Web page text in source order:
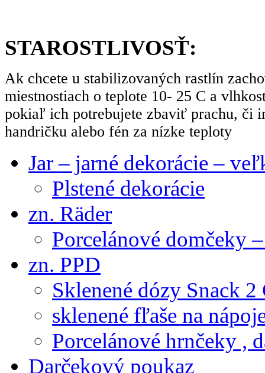
STAROSTLIVOSŤ:
Ak chcete u stabilizovaných rastlín
miestnostiach o teplote 10- 25 C a
pokiaľ ich potrebujete zbaviť prachu, či
handričku alebo fén za nízke teploty
Jar – jarné dekorácie –
Plstené dekorácie
zn. Räder
Porcelánové domčeky
zn. PPD
Sklenené dózy Snack 2
sklenené fľaše na
Porcelánové hrnčeky ,
Darčekový poukaz